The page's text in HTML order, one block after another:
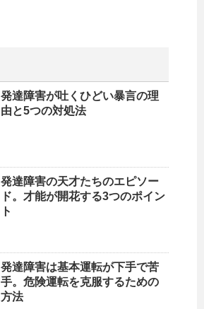
発達障害が吐くひどい暴言の理
由と5つの対処法
発達障害の天才たちのエピソー
ド。才能が開花する3つのポイン
ト
発達障害は基本運転が下手で苦
手。危険運転を克服するための
方法